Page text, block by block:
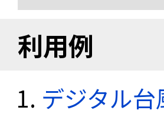
利用例
デジタル